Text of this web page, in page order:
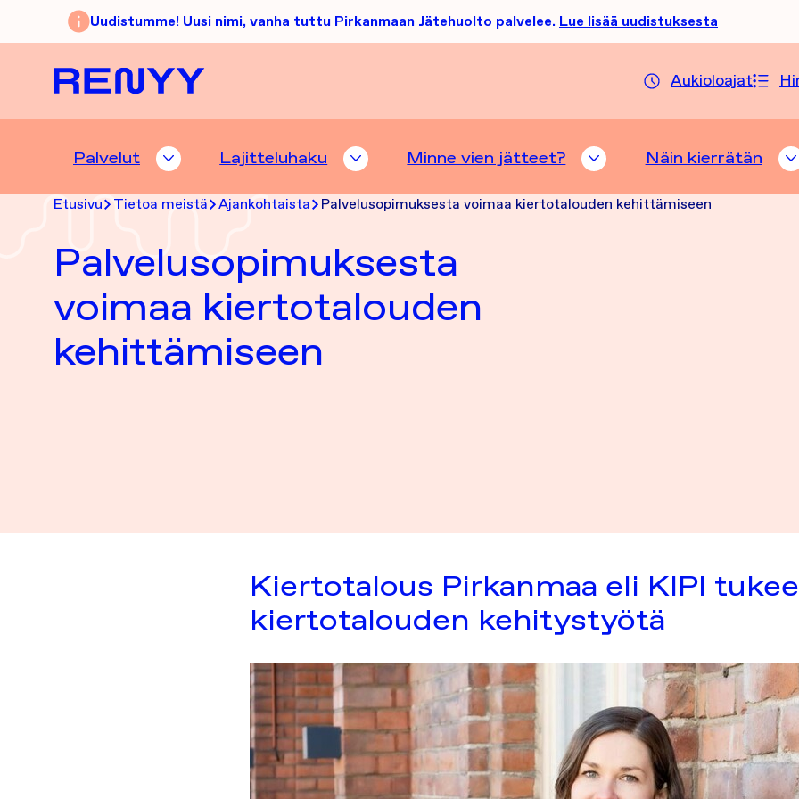
Siirry sisältöönUudistumme! Uusi nimi, vanha tuttu Pirkanmaan Jätehuolto palvelee. Lue lisää uudistuksesta
Etusivu
Aukioloajat
Palvelut PALVELUT ALASIVUT
Lajitteluhaku LAJITTELUHAKU ALASIVUT
Minne vien jätteet? MINNE VIEN JÄTTEET?
Näin kierrätän
Etusivu Tietoa meistä Ajankohtaista Palvelusopimuksesta voimaa kiertotalouden kehittämiseen
Palvelusopimuksesta
voimaa kiertotalouden
kehittämiseen
Kiertotalous Pirkanmaa eli KIPI tukee
kiertotalouden kehitystyötä